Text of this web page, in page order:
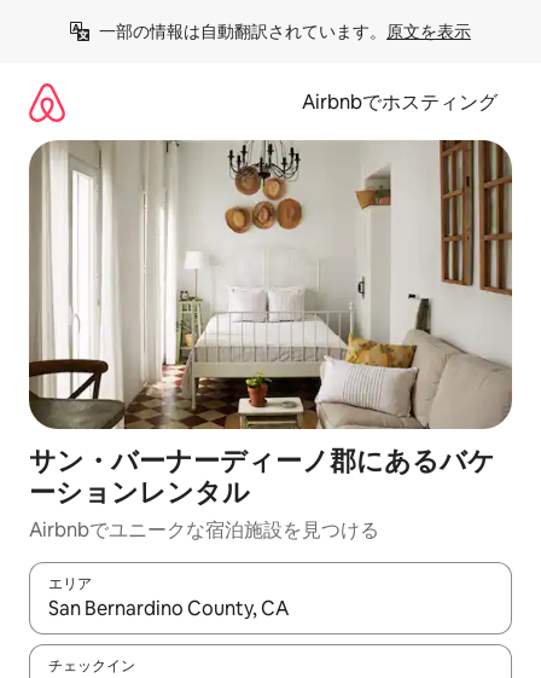
一部の情報は自動翻訳されています。 原文を表示
Airbnbでホスティング
サン・バーナーディーノ郡にあるバケ
ーションレンタル
Airbnbでユニークな宿泊施設を見つける
エリア
検索結果が表示されたら、上下の矢印キーを使って移動するか
チェックイン